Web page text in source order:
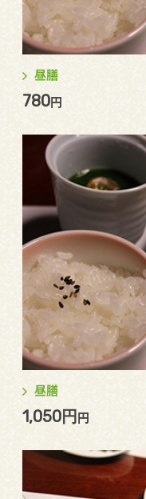
昼膳
780円
昼膳
1,050円円